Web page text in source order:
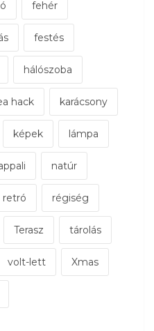
fehér
festés
hálószoba
hack karácsony
képek lámpa
natúr
retró régiség
Terasz tárolás
volt-lett Xmas